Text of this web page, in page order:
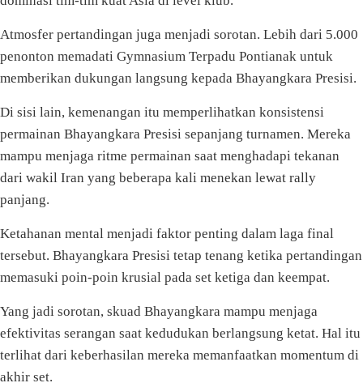
Atmosfer pertandingan juga menjadi sorotan. Lebih dari 5.000
penonton memadati Gymnasium Terpadu Pontianak untuk
memberikan dukungan langsung kepada Bhayangkara Presisi.
Di sisi lain, kemenangan itu memperlihatkan konsistensi
permainan Bhayangkara Presisi sepanjang turnamen. Mereka
mampu menjaga ritme permainan saat menghadapi tekanan
dari wakil Iran yang beberapa kali menekan lewat rally
panjang.
Ketahanan mental menjadi faktor penting dalam laga final
tersebut. Bhayangkara Presisi tetap tenang ketika pertandingan
memasuki poin-poin krusial pada set ketiga dan keempat.
Yang jadi sorotan, skuad Bhayangkara mampu menjaga
efektivitas serangan saat kedudukan berlangsung ketat. Hal itu
terlihat dari keberhasilan mereka memanfaatkan momentum di
akhir set.